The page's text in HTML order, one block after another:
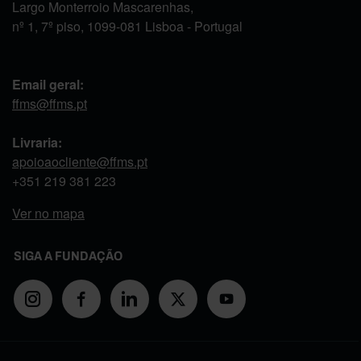
Largo Monterroio Mascarenhas,
nº 1, 7º piso, 1099-081 Lisboa - Portugal
Email geral:
ffms@ffms.pt
Livraria:
apoioaocliente@ffms.pt
+351 219 381 223
Ver no mapa
SIGA A FUNDAÇÃO